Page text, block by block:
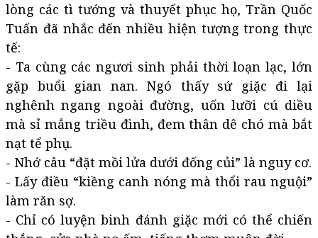
lòng các tì tướng và thuyết phục họ, Trần Quốc
Tuấn đã nhắc đến nhiều hiện tượng trong thực
tế:
- Ta cùng các ngươi sinh phải thời loạn lạc, lớn
gặp buổi gian nan. Ngó thấy sứ giặc đi lại
nghênh ngang ngoài đường, uốn lưỡi cú diều
mà sỉ mắng triều đình, đem thân dê chó mà bắt
nạt tể phụ.
- Nhớ câu “đặt mồi lửa dưới đống củi” là nguy cơ.
- Lấy điều “kiềng canh nóng mà thổi rau nguội”
làm răn sợ.
- Chỉ có luyện binh đánh giặc mới có thể chiến